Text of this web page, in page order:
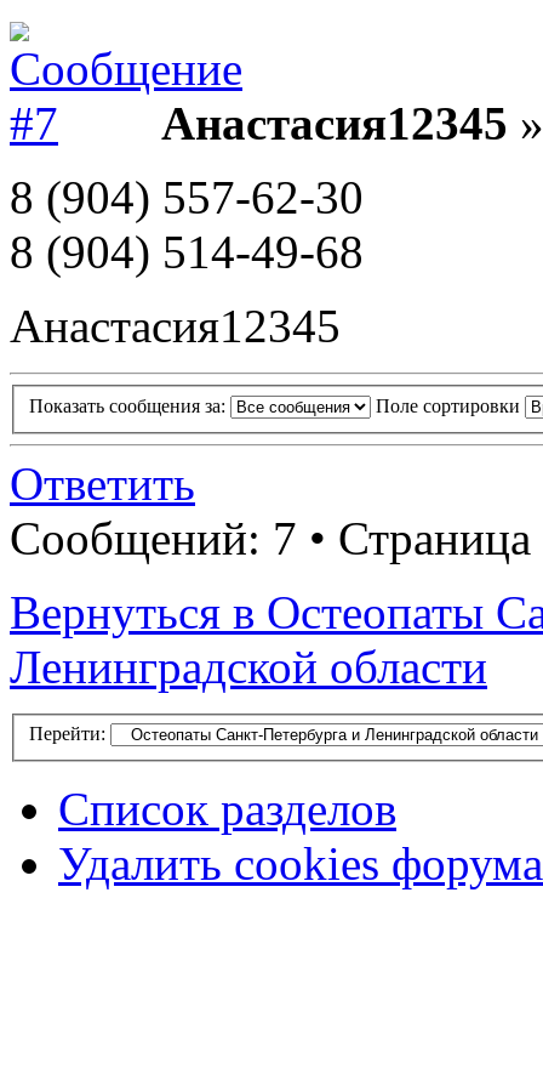
Анастасия12345
8 (904) 557-62-30
8 (904) 514-49-68
Анастасия12345
Показать сообщения за: Поле сортировки
Ответить
Сообщений: 7 • Страница
Вернуться в Остеопаты
Ленинградской области
Перейти:
Список разделов
Удалить cookies форума